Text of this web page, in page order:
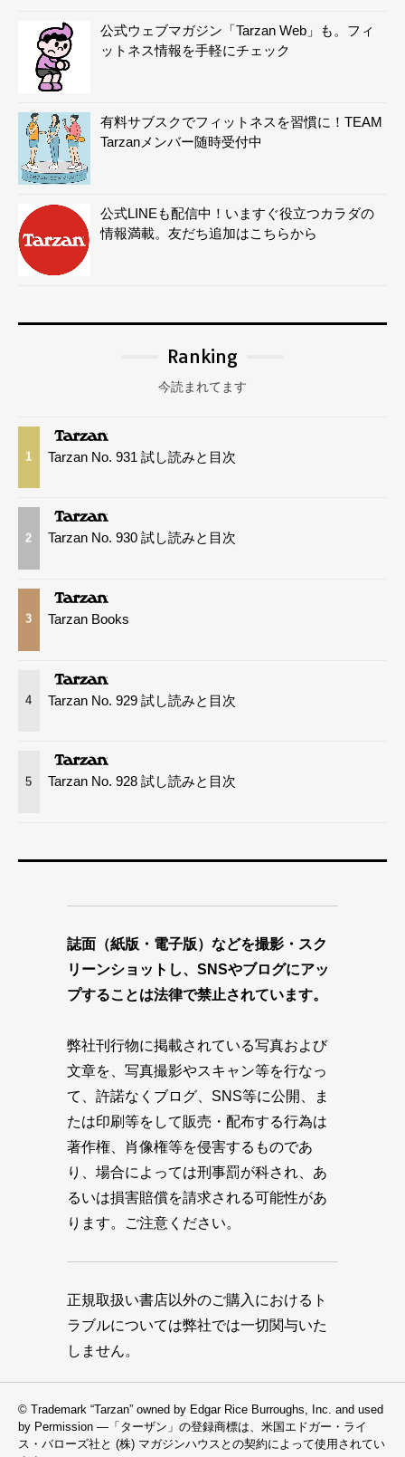
公式ウェブマガジン「Tarzan Web」も。フィ
ットネス情報を手軽にチェック
有料サブスクでフィットネスを習慣に！TEAM
Tarzanメンバー随時受付中
公式LINEも配信中！いますぐ役立つカラダの
情報満載。友だち追加はこちらから
Ranking
今読まれてます
1 Tarzan No. 931 試し読みと目次
2 Tarzan No. 930 試し読みと目次
3 Tarzan Books
4 Tarzan No. 929 試し読みと目次
5 Tarzan No. 928 試し読みと目次
誌面（紙版・電子版）などを撮影・スク
リーンショットし、SNSやブログにアッ
プすることは法律で禁止されています。
弊社刊行物に掲載されている写真および
文章を、写真撮影やスキャン等を行なっ
て、許諾なくブログ、SNS等に公開、ま
たは印刷等をして販売・配布する行為は
著作権、肖像権等を侵害するものであ
り、場合によっては刑事罰が科され、あ
るいは損害賠償を請求される可能性があ
ります。ご注意ください。
正規取扱い書店以外のご購入におけるト
ラブルについては弊社では一切関与いた
しません。
© Trademark “Tarzan” owned by Edgar Rice Burroughs, Inc. and used
by Permission —「ターザン」の登録商標は、米国エドガー・ライ
ス・バローズ社と (株) マガジンハウスとの契約によって使用されてい